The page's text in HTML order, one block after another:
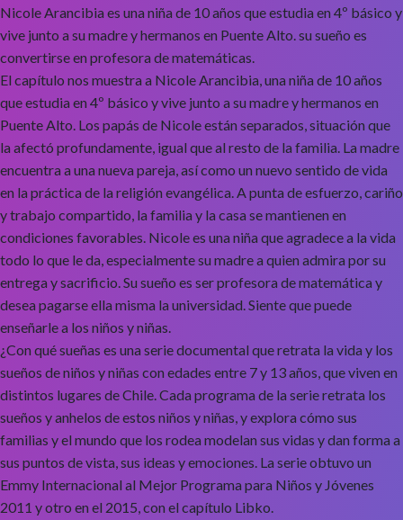
Nicole Arancibia es una niña de 10 años que estudia en 4º básico y
vive junto a su madre y hermanos en Puente Alto. su sueño es
convertirse en profesora de matemáticas.
El capítulo nos muestra a Nicole Arancibia, una niña de 10 años
que estudia en 4º básico y vive junto a su madre y hermanos en
Puente Alto. Los papás de Nicole están separados, situación que
la afectó profundamente, igual que al resto de la familia. La madre
encuentra a una nueva pareja, así como un nuevo sentido de vida
en la práctica de la religión evangélica. A punta de esfuerzo, cariño
y trabajo compartido, la familia y la casa se mantienen en
condiciones favorables. Nicole es una niña que agradece a la vida
todo lo que le da, especialmente su madre a quien admira por su
entrega y sacrificio. Su sueño es ser profesora de matemática y
desea pagarse ella misma la universidad. Siente que puede
enseñarle a los niños y niñas.
¿Con qué sueñas es una serie documental que retrata la vida y los
sueños de niños y niñas con edades entre 7 y 13 años, que viven en
distintos lugares de Chile. Cada programa de la serie retrata los
sueños y anhelos de estos niños y niñas, y explora cómo sus
familias y el mundo que los rodea modelan sus vidas y dan forma a
sus puntos de vista, sus ideas y emociones. La serie obtuvo un
Emmy Internacional al Mejor Programa para Niños y Jóvenes
2011 y otro en el 2015, con el capítulo Libko.